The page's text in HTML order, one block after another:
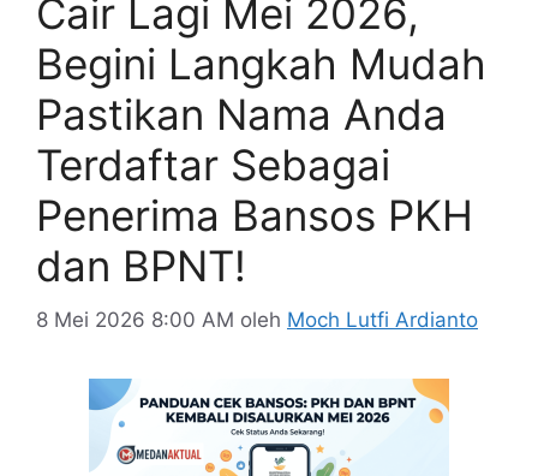
Cair Lagi Mei 2026,
Begini Langkah Mudah
Pastikan Nama Anda
Terdaftar Sebagai
Penerima Bansos PKH
dan BPNT!
8 Mei 2026 8:00 AM oleh Moch Lutfi Ardianto